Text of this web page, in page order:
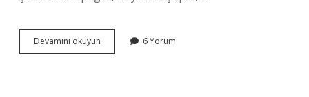
Devamını okuyun
Hangi
6 Yorum